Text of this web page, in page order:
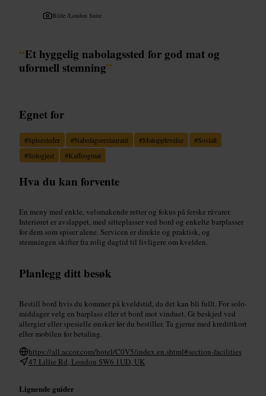
Bilde /London Suite
“Et hyggelig nabolagssted for god mat og
uformell stemning”
Egnet for
#Spisesteder #Nabolagsrestaurant #Matopplevelse #Sosialt
#Sologjest #Kaffeogmat
Hva du kan forvente
En meny med enkle, velsmakende retter og fokus på ferske råvarer.
Interiøret er avslappet, med sitteplasser ved bord og enkelte barplasser
for dem som spiser alene. Servicen er direkte og praktisk, og
stemningen skifter fra rolig dagtid til livligere om kvelden.
Planlegg ditt besøk
Bestill bord hvis du kommer på kveldstid, da det kan bli fullt. For solo-
middager velg en barplass eller et bord mot vinduet. Gi beskjed ved
allergier eller spesielle ønsker før du bestiller. Ta gjerne med kredittkort
eller mobilen for betaling.
https://all.accor.com/hotel/C0V5/index.en.shtml#section-facilities
47 Lillie Rd, London SW6 1UD, UK
Lignende guider